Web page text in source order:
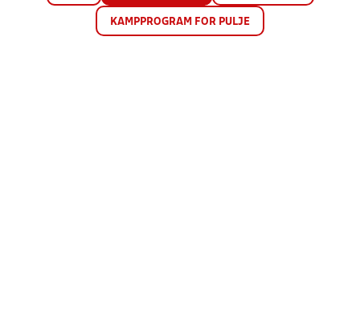
KAMPPROGRAM FOR PULJE